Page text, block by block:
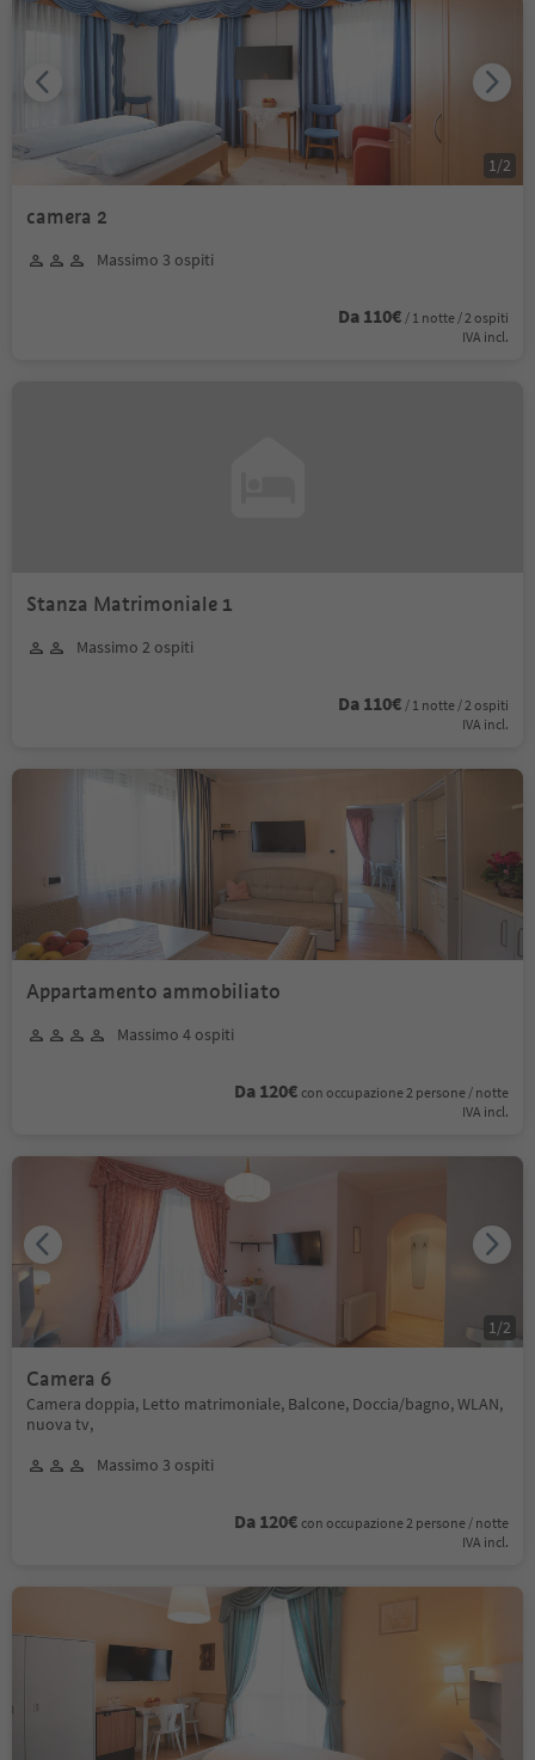
camera 2
Massimo 3 ospiti
Da 110€ / 1 notte / 2 ospiti
IVA incl.
1/2
Stanza Matrimoniale 1
Massimo 2 ospiti
Da 110€ / 1 notte / 2 ospiti
IVA incl.
Appartamento ammobiliato
Massimo 4 ospiti
Da 120€ con occupazione 2 persone / notte
IVA incl.
Camera 6
Camera doppia, Letto matrimoniale, Balcone, Doccia/bagno, WLAN,
nuova tv,
Massimo 3 ospiti
Da 120€ con occupazione 2 persone / notte
IVA incl.
1/2